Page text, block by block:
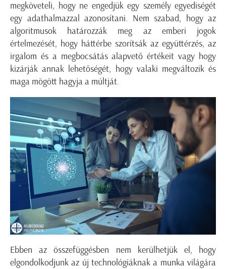
megköveteli, hogy ne engedjük egy személy egyediségét
egy adathalmazzal azonosítani. Nem szabad, hogy az
algoritmusok határozzák meg az emberi jogok
értelmezését, hogy háttérbe szorítsák az együttérzés, az
irgalom és a megbocsátás alapvető értékeit vagy hogy
kizárják annak lehetőségét, hogy valaki megváltozik és
maga mögött hagyja a múltját.
Ebben az összefüggésben nem kerülhetjük el, hogy
elgondolkodjunk az új technológiáknak a munka világára